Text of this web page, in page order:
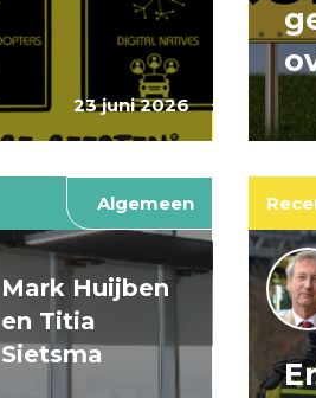
23 juni 2026
Algemeen
Mark Huijben
en Titia
Sietsma